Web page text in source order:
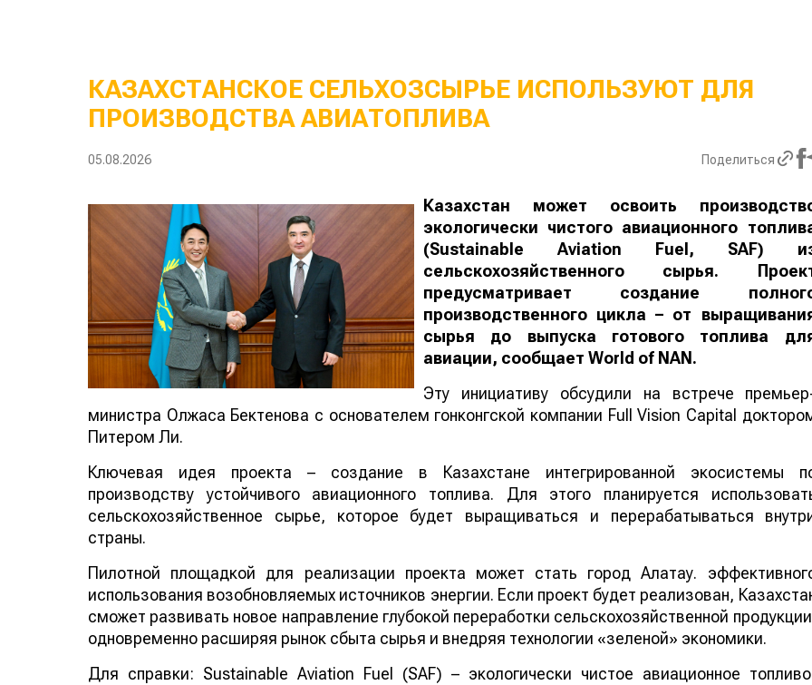
КАЗАХСТАНСКОЕ СЕЛЬХОЗСЫРЬЕ ИСПОЛЬЗУЮТ ДЛЯ
ПРОИЗВОДСТВА АВИАТОПЛИВА
05.08.2026 Поделиться
Казахстан может освоить
экологически чистого авиационного
(Sustainable Aviation Fuel, SAF)
сельскохозяйственного сырья.
предусматривает создание
производственного цикла – от
сырья до выпуска готового топлива
авиации, сообщает World of NAN .
Эту инициативу обсудили на встрече
министра Олжаса Бектенова с основателем гонконгской компании Full Vision Capital
Питером Ли.
Ключевая идея проекта – создание в Казахстане интегрированной экосистемы
производству устойчивого авиационного топлива. Для этого планируется
сельскохозяйственное сырье, которое будет выращиваться и перерабатываться
страны.
Пилотной площадкой для реализации проекта может стать город Алатау.
использования возобновляемых источников энергии. Если проект будет реализован,
сможет развивать новое направление глубокой переработки сельскохозяйственной
одновременно расширяя рынок сбыта сырья и внедряя технологии «зеленой» экономики.
Для справки: Sustainable Aviation Fuel (SAF) – экологически чистое авиационное